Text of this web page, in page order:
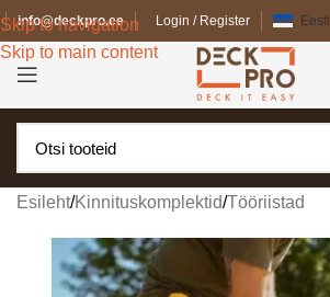
Skip to navigation
Skip to main content
info@deckpro.ee Login / Register Eesti
Esileht/Kinnituskomplektid/Tööriistad